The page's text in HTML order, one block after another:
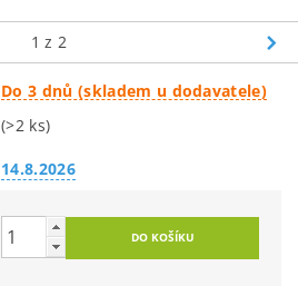
1 z 2
Do 3 dnů (skladem u dodavatele)
(>2 ks)
14.8.2026